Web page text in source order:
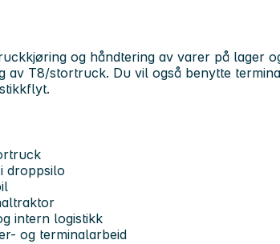
og håndtering av varer på lager
av T8/stortruck. Du vil også benytte
droppsilo
intern logistikk
og terminalarbeid